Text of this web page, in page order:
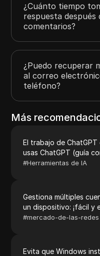
¿Cuánto tiempo
respuesta después
comentarios?
¿Puedo recuperar
al correo
teléfono?
Más
El trabajo de
usas ChatGPT (guía
#Herramientas de IA
Gestiona múltiples
un dispositivo: ¡fácil y
#mercado-de-las-
Evita que Windows